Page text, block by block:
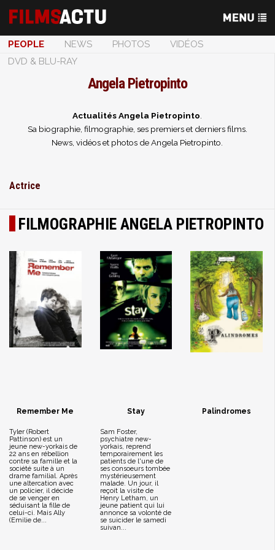
PEOPLE NEWS PHOTOS
VIDÉOS
DVD & BLU-RAY
Angela Pietropinto
Actualités Angela Pietropinto
Sa biographie, filmographie, ses premiers et derniers films.
News, vidéos et photos de Angela Pietropinto.
Actrice
FILMOGRAPHIE ANGELA PIETROPINTO
Remember Me
Tyler (Robert
Pattinson) est un
jeune new-yorkais de
22 ans en rébellion
contre sa famille et la
société suite à un
drame familial. Après
une altercation avec
un policier, il décide
de se venger en
séduisant la fille de
celui-ci. Mais Ally
(Emilie de...
Stay
Sam Foster,
psychiatre new-
yorkais, reprend
temporairement les
patients de l'une de
ses consoeurs tombée
mystérieusement
malade. Un jour, il
reçoit la visite de
Henry Letham, un
jeune patient qui lui
annonce sa volonté de
se suicider le samedi
suivan...
Palindromes